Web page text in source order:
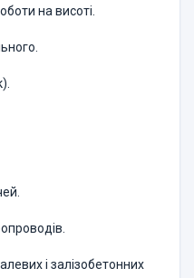
на висоті.
і залізобетонних